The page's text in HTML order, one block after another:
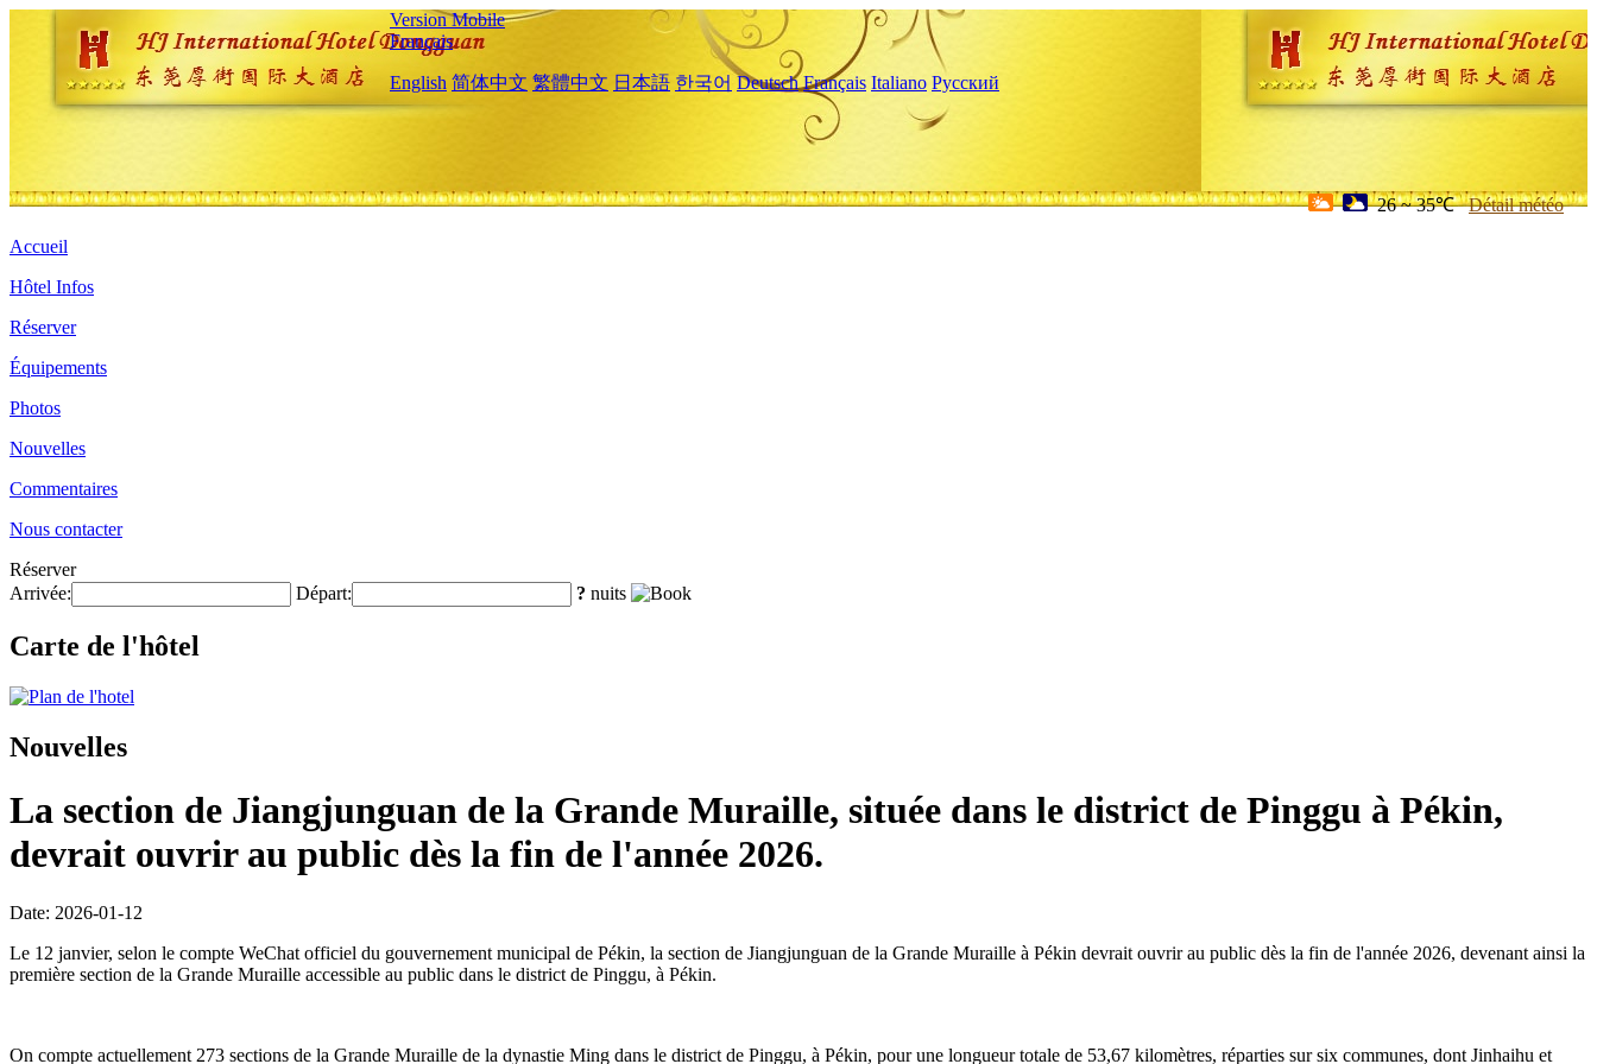
Version Mobile
Français
English 简体中文 繁體中文 日本語 한국어 Deutsch Français Italiano Русский
26 ~ 35℃ Détail météo
Accueil
Hôtel Infos
Réserver
Équipements
Photos
Nouvelles
Commentaires
Nous contacter
Réserver
Arrivée:
Départ: ? nuits
Carte de l'hôtel
Nouvelles
La section de Jiangjunguan de la Grande Muraille, située dans le district de Pinggu à Pékin,
devrait ouvrir au public dès la fin de l'année 2026.
Date: 2026-01-12
Le 12 janvier, selon le compte WeChat officiel du gouvernement municipal de Pékin, la section de Jiangjunguan de la Grande Muraille à Pékin devrait ouvrir au public dès la fin de l'année 2026, devenant ainsi la
première section de la Grande Muraille accessible au public dans le district de Pinggu, à Pékin.
On compte actuellement 273 sections de la Grande Muraille de la dynastie Ming dans le district de Pinggu, à Pékin, pour une longueur totale de 53,67 kilomètres, réparties sur six communes, dont Jinhaihu et